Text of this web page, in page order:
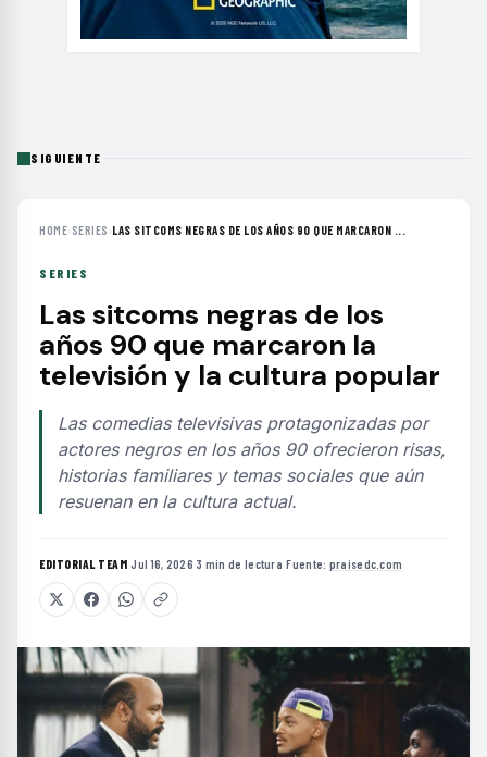
SIGUIENTE
HOME› SERIES ›LAS SITCOMS NEGRAS DE LOS AÑOS 90 QUE MARCARON ...
SERIES
Las sitcoms negras de los
años 90 que marcaron la
televisión y la cultura popular
Las comedias televisivas protagonizadas por
actores negros en los años 90 ofrecieron risas,
historias familiares y temas sociales que aún
resuenan en la cultura actual.
EDITORIAL TEAM·Jul 16, 2026·3 min de lectura·Fuente: praisedc.com